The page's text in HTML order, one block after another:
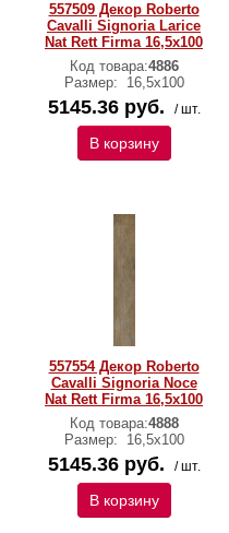
557509 Декор Roberto
Cavalli Signoria Larice
Nat Rett Firma 16,5x100
Код товара:4886
Размер:
16,5x100
5145.36 руб. / шт.
В корзину
557554 Декор Roberto
Cavalli Signoria Noce
Nat Rett Firma 16,5x100
Код товара:4888
Размер:
16,5x100
5145.36 руб. / шт.
В корзину